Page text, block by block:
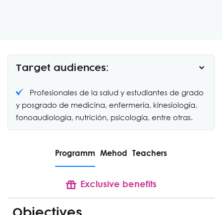
and Intensive
Target audiences:
Profesionales de la salud y estudiantes de grado
y posgrado de medicina, enfermería, kinesiología,
fonoaudiología, nutrición, psicología, entre otras.
Programm Mehod Teachers
Exclusive benefits